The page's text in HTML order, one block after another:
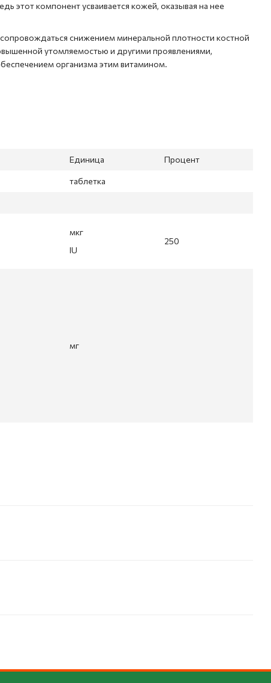
этот компонент усваивается кожей, оказывая на нее
снижением минеральной плотности костной
утомляемостью и другими проявлениями,
организма этим витамином.
Единица Процент
таблетка
мкг
IU
250
мг